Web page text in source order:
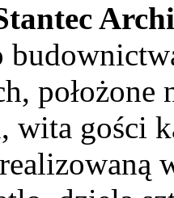
położone
wita gości